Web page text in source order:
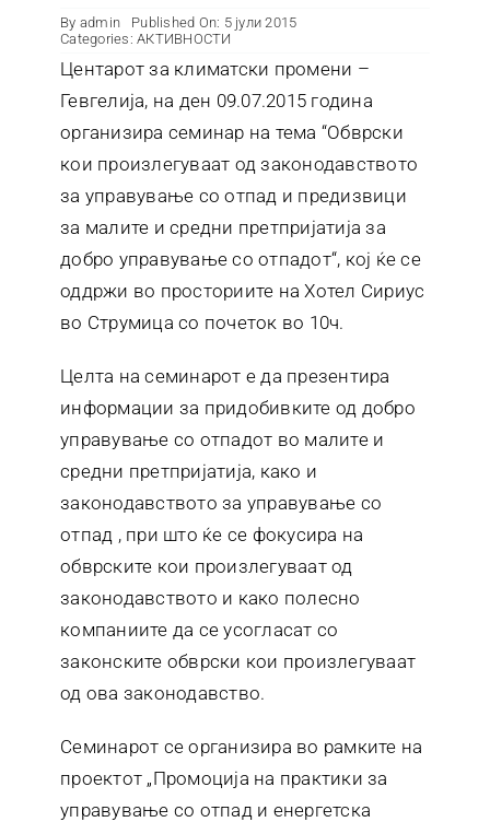
By admin
Published On: 5 јули 2015
Categories:АКТИВНОСТИ
Центарот за климатски промени –
Гевгелија, на ден 09.07.2015 година
организира семинар на тема “Обврски
кои произлегуваат од законодавството
за управување со отпад и предизвици
за малите и средни претпријатија за
добро управување со отпадот“, кој ќе се
оддржи во просториите на Хотел Сириус
во Струмица со почеток во 10ч.
Целта на семинарот е да презентира
информации за придобивките од добро
управување со отпадот во малите и
средни претпријатија, како и
законодавството за управување со
отпад , при што ќе се фокусира на
обврските кои произлегуваат од
законодавството и како полесно
компаниите да се усогласат со
законските обврски кои произлегуваат
од ова законодавство.
Семинарот се организира во рамките на
проектот „Промоција на практики за
управување со отпад и енергетска